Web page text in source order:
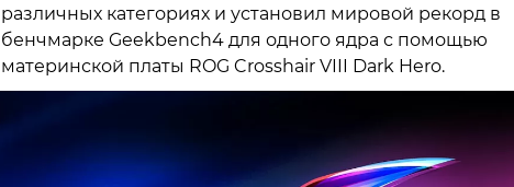
различных категориях и установил мировой рекорд в
бенчмарке Geekbench4 для одного ядра с помощью
материнской платы ROG Crosshair VIII Dark Hero.